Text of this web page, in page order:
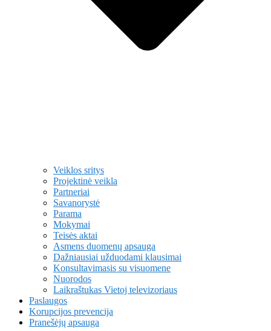
Veiklos sritys
Projektinė veikla
Partneriai
Savanorystė
Parama
Mokymai
Teisės aktai
Asmens duomenų apsauga
Dažniausiai užduodami klausimai
Konsultavimasis su visuomene
Nuorodos
Laikraštukas Vietoj televizoriaus
Paslaugos
Korupcijos prevencija
Pranešėjų apsauga